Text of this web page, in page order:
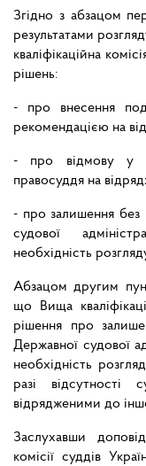
Згідно з абзацом
результатами
кваліфікаційна
рішень:
- про внесення
рекомендацією на
- про відмову у
правосуддя на
- про залишення без
судової
необхідність
Абзацом другим
що Вища
рішення про
Державної судової
необхідність
разі відсутності
відрядженими до
Заслухавши
комісії суддів